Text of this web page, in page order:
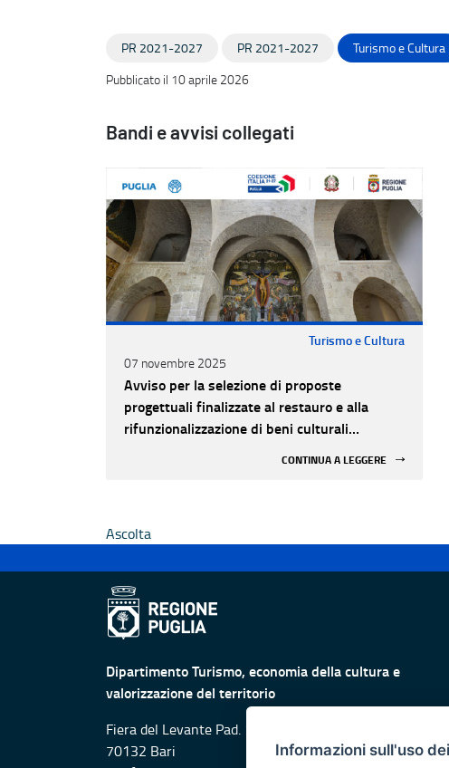
PR 2021-2027 PR 2021-2027
Turismo e Cultura
Pubblicato il 10 aprile 2026
Bandi e avvisi collegati
Turismo e Cultura
07 novembre 2025
Avviso per la selezione di proposte
progettuali finalizzate al restauro e alla
rifunzionalizzazione di beni culturali
CONTINUA A LEGGERE
Ascolta
Dipartimento Turismo, economia della cultura e
valorizzazione del territorio
Fiera del Levante Pad. 107, Lungomare Starita -
70132 Bari
Informazioni sull'uso